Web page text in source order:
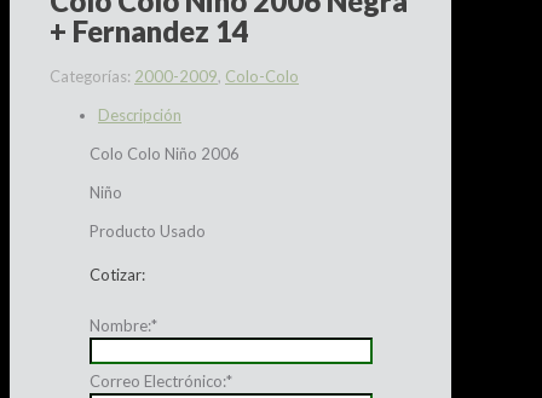
+ Fernandez 14
Categorías: 2000-2009, Colo-Colo
Descripción
Colo Colo Niño 2006
Niño
Producto Usado
Cotizar:
Nombre:*
Correo Electrónico:*